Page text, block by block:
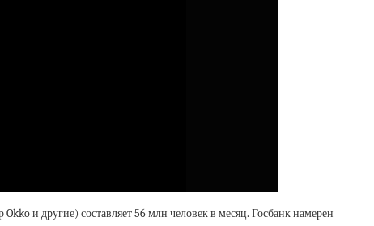
и другие) составляет 56 млн человек в месяц. Госбанк намерен